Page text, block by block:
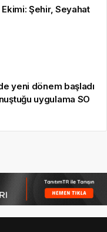
Şehir, Seyahat
yeni dönem başladı
uygulama SO